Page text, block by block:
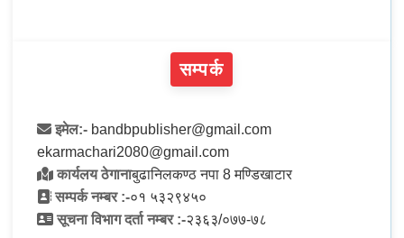
सम्पर्क
इमेल:- bandbpublisher@gmail.com
ekarmachari2080@gmail.com
कार्यलय ठेगानाबुढानिलकण्ठ नपा 8 मण्डिखाटार
सम्पर्क नम्बर :-०१ ५३२९४५०
सूचना विभाग दर्ता नम्बर :-२३६३/०७७-७८